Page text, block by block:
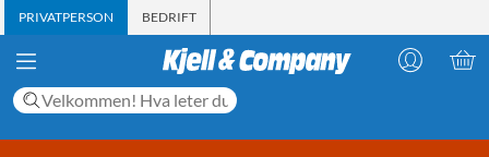
PRIVATPERSON BEDRIFT